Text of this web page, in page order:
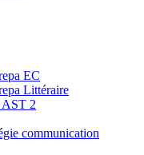
EC
Littéraire
AST 2
communication